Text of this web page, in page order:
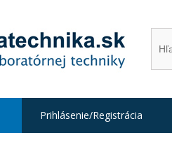
Prihlásenie/Registrácia